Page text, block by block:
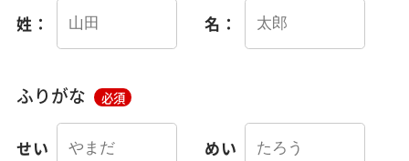
姓： 名：
ふりがな 必須
せい めい